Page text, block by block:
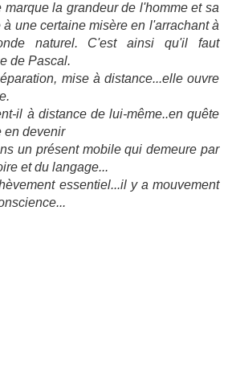
la grandeur de l'homme et sa
une certaine misère en l'arrachant à
naturel. C'est ainsi qu'il faut
de Pascal.
mise à distance...elle ouvre
il à distance de lui-même..en quête
en devenir
un présent mobile qui demeure par
et du langage...
essentiel...il y a mouvement